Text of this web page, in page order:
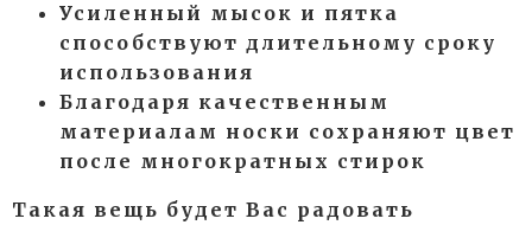
Усиленный мысок и пятка
способствуют длительному сроку
использования
Благодаря качественным
материалам носки сохраняют цвет
после многократных стирок
Такая вещь будет Вас радовать